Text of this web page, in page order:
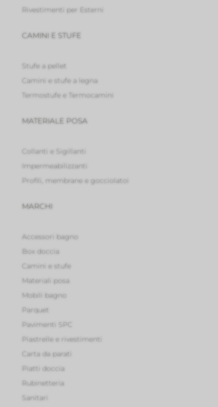
Rivestimenti per Esterni
CAMINI E STUFE
Stufe a pellet
Camini e stufe a legna
Termostufe e Termocamini
MATERIALE POSA
Collanti e Sigillanti
Impermeabilizzanti
Profili, membrane e gocciolatoi
MARCHI
Accessori bagno
Box doccia
Camini e stufe
Materiali posa
Mobili bagno
Parquet
Pavimenti SPC
Piastrelle e rivestimenti
Carta da parati
Piatti doccia
Rubinetteria
Sanitari